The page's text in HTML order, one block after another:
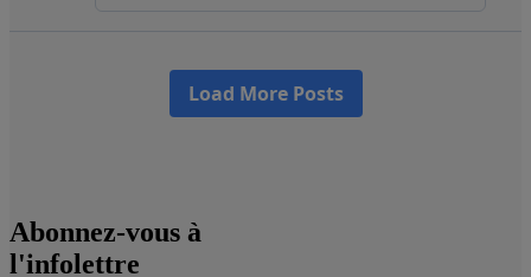
Abonnez-vous à
l'infolettre